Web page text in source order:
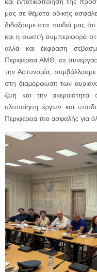
και εντατικοποίηση της
μας σε θέματα οδικής
διδάξουμε στα παιδιά μας
και η σωστή συμπεριφορά
αλλά και έκφραση
Περιφέρεια ΑΜΘ, σε
την Αστυνομία,
στη διαμόρφωση των
ζωή και την
υλοποίηση έργων και
Περιφέρεια πιο ασφαλής για